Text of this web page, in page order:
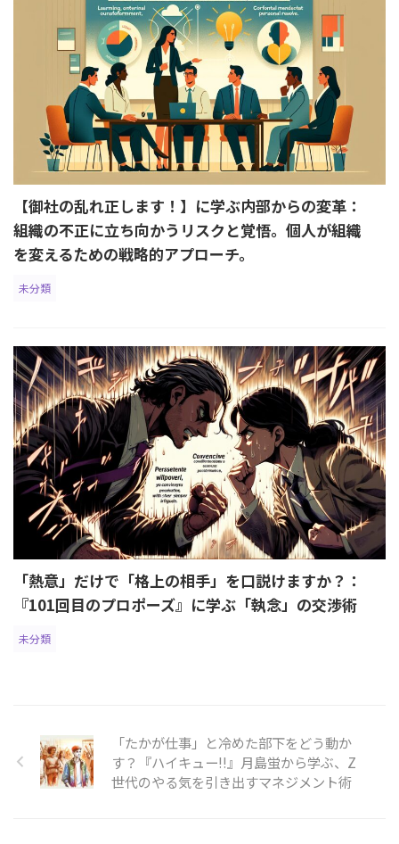
【御社の乱れ正します！】に学ぶ内部からの変革：
組織の不正に立ち向かうリスクと覚悟。個人が組織
を変えるための戦略的アプローチ。
未分類
「熱意」だけで「格上の相手」を口説けますか？：
『101回目のプロポーズ』に学ぶ「執念」の交渉術
未分類
「たかが仕事」と冷めた部下をどう動か
す？『ハイキュー!!』月島蛍から学ぶ、Z
世代のやる気を引き出すマネジメント術